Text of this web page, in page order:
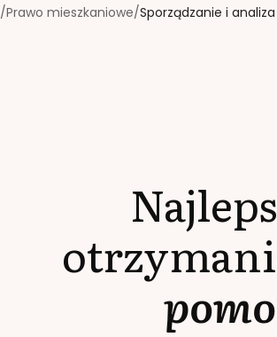
/Prawo mieszkaniowe/Sporządzanie i